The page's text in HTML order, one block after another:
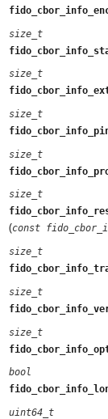
size_t
size_t
size_t
size_t
size_t
(const
size_t
size_t
size_t
bool
uint64_t